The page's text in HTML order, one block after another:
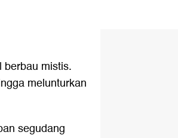
mistis.
melunturkan
segudang